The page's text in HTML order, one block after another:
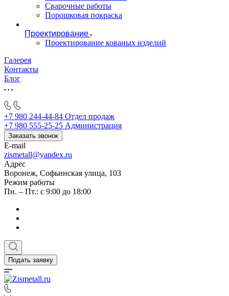
Сварочные работы
Порошковая покраска
Проектирование
Проектирование кованых изделий
Галерея
Контакты
Блог
+7 980 244-44-84 Отдел продаж
+7 980 555-25-25 Администрация
Заказать звонок
E-mail
zismetall@yandex.ru
Адрес
Воронеж, Софьинская улица, 103
Режим работы
Пн. – Пт.: с 9:00 до 18:00
Подать заявку